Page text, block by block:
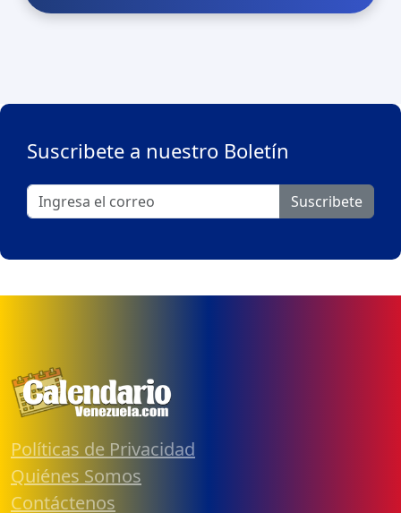
Suscribete a nuestro Boletín
Suscribete
Políticas de Privacidad
Quiénes Somos
Contáctenos